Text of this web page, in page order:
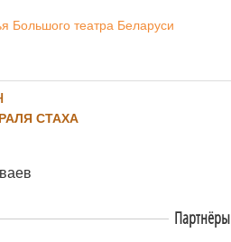
Большого театра Беларуси
СТАХА
Партнёры